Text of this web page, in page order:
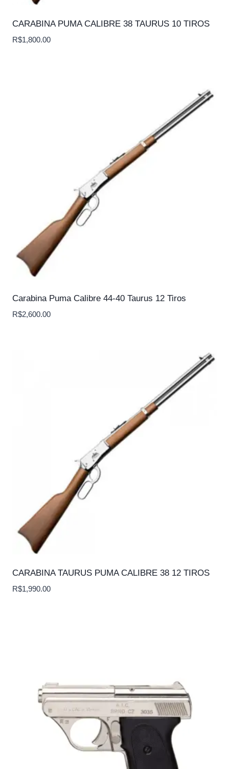
CARABINA PUMA CALIBRE 38 TAURUS 10 TIROS
R$1,800.00
Carabina Puma Calibre 44-40 Taurus 12 Tiros
R$2,600.00
CARABINA TAURUS PUMA CALIBRE 38 12 TIROS
R$1,990.00